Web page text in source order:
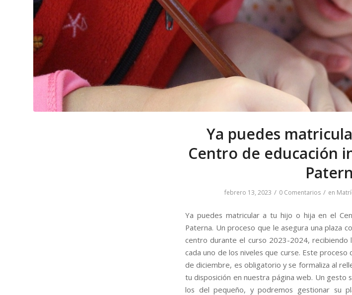
Ya puedes
Centro de educación
febrero 13, 2023 / 0 Comentarios / en
Ya puedes matricular a tu hijo o hija en el
Paterna. Un proceso que le asegura una plaza
centro durante el curso 2023-2024, recibiendo
cada uno de los niveles que curse. Este proceso
de diciembre, es obligatorio y se formaliza al
tu disposición en nuestra página web. Un gesto
los del pequeño, y podremos gestionar su